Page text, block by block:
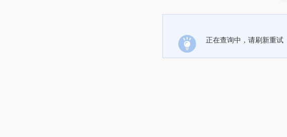
正在查询中，请刷新重试